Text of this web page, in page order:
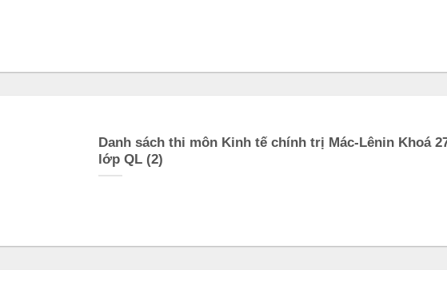
Danh sách thi môn Kinh tế chính trị Mác-Lênin Khoá
lớp QL (2)